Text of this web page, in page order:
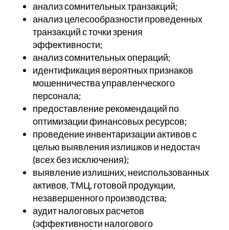
анализ сомнительных транзакций;
анализ целесообразности проведенных
транзакций с точки зрения
эффективности;
анализ сомнительных операций;
идентификация вероятных признаков
мошенничества управленческого
персонала;
предоставление рекомендаций по
оптимизации финансовых ресурсов;
проведение инвентаризации активов с
целью выявления излишков и недостач
(всех без исключения);
выявление излишних, неиспользованных
активов, ТМЦ, готовой продукции,
незавершенного производства;
аудит налоговых расчетов
(эффективности налогового